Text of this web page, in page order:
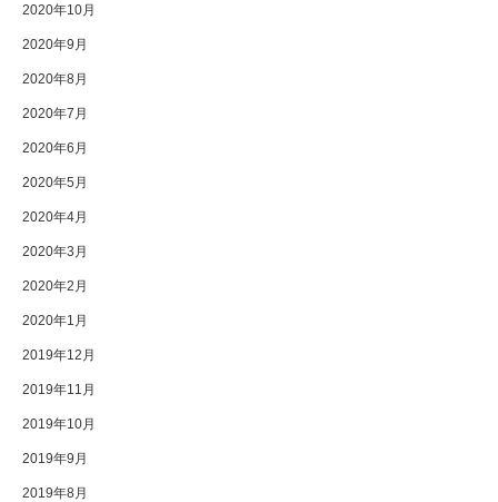
2020年10月
2020年9月
2020年8月
2020年7月
2020年6月
2020年5月
2020年4月
2020年3月
2020年2月
2020年1月
2019年12月
2019年11月
2019年10月
2019年9月
2019年8月